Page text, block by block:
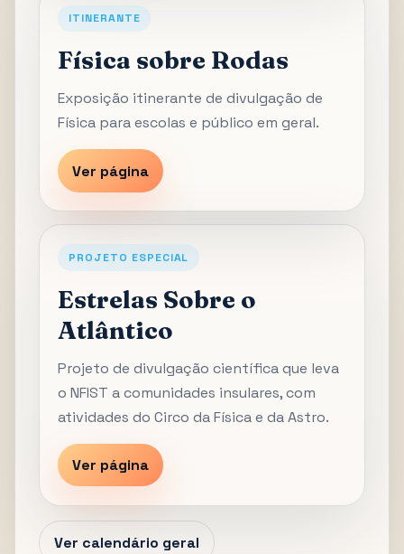
ITINERANTE
Física sobre Rodas
Exposição itinerante de divulgação de
Física para escolas e público em geral.
Ver página
PROJETO ESPECIAL
Estrelas Sobre o
Atlântico
Projeto de divulgação científica que leva
o NFIST a comunidades insulares, com
atividades do Circo da Física e da Astro.
Ver página
Ver calendário geral